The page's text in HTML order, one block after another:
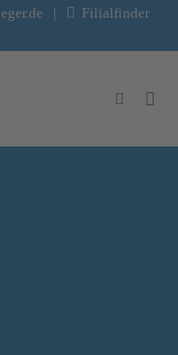
|
Filialfinder